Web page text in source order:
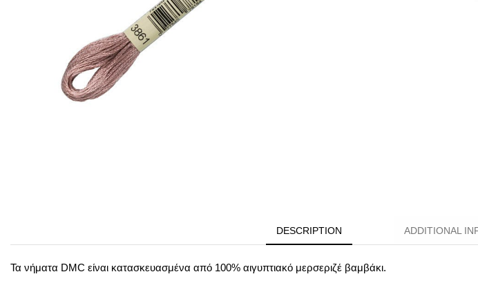
DESCRIPTION ADDITIONAL
Τα νήματα DMC είναι κατασκευασμένα από 100% αιγυπτιακό μερσεριζέ βαμβάκι.